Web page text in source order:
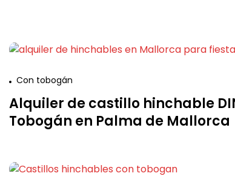
Con tobogán
Alquiler de castillo hinchable
Tobogán en Palma de Mallorca